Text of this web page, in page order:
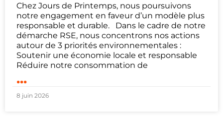
Chez Jours de Printemps, nous poursuivons
notre engagement en faveur d’un modèle plus
responsable et durable. Dans le cadre de notre
démarche RSE, nous concentrons nos actions
autour de 3 priorités environnementales :
Soutenir une économie locale et responsable
Réduire notre consommation de
...
8 juin 2026